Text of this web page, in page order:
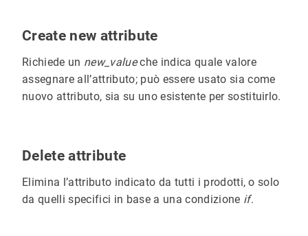
Create new attribute
Richiede un new_valueche indica quale valore
assegnare all’attributo; può essere usato sia come
nuovo attributo, sia su uno esistente per sostituirlo.
Delete attribute
Elimina l’attributo indicato da tutti i prodotti, o solo
da quelli specifici in base a una condizione if.